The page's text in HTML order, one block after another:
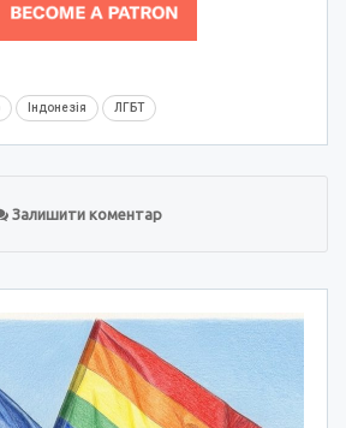
Індонезія ЛГБТ
Залишити коментар